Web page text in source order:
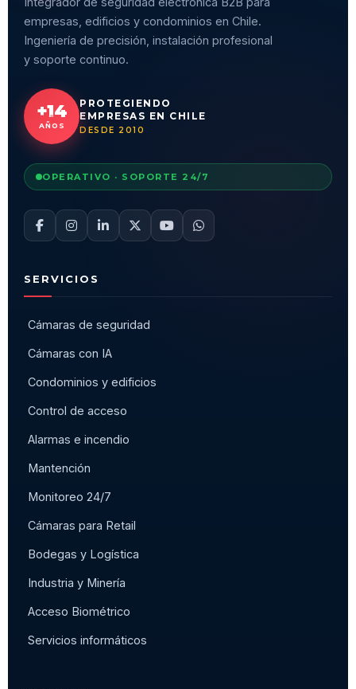
empresas, edificios y condominios en Chile.
Ingeniería de precisión, instalación profesional
y soporte continuo.
+14
AÑOS
PROTEGIENDO
EMPRESAS EN CHILE
DESDE 2010
OPERATIVO · SOPORTE 24/7
SERVICIOS
Cámaras de seguridad
Cámaras con IA
Condominios y edificios
Control de acceso
Alarmas e incendio
Mantención
Monitoreo 24/7
Cámaras para Retail
Bodegas y Logística
Industria y Minería
Acceso Biométrico
Servicios informáticos